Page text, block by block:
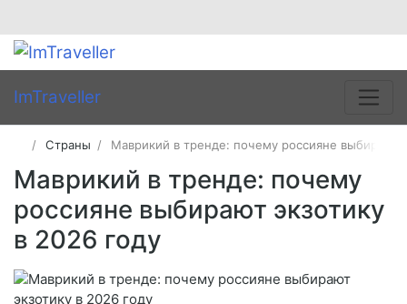
ImTraveller
Страны Маврикий в тренде: почему россияне выбирают
Маврикий в тренде: почему
россияне выбирают экзотику
в 2026 году